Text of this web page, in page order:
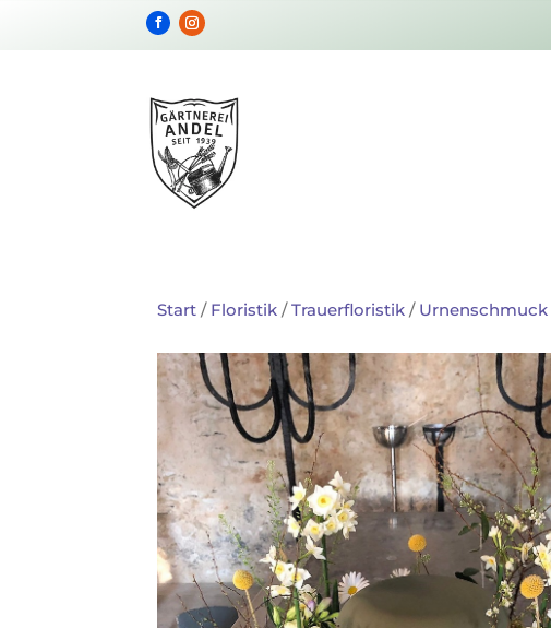
Start / Floristik /Trauerfloristik / Urnenschmuck